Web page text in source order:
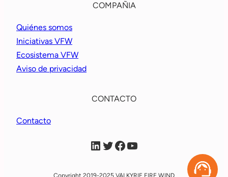
COMPAÑIA
Quiénes somos
Iniciativas VFW
Ecosistema VFW
Aviso de privacidad
CONTACTO
Contacto
VFW Linkein VFW X VFW Facebook VFW YouTube
Copyright 2019-2025 VALKYRIE FIRE WIND